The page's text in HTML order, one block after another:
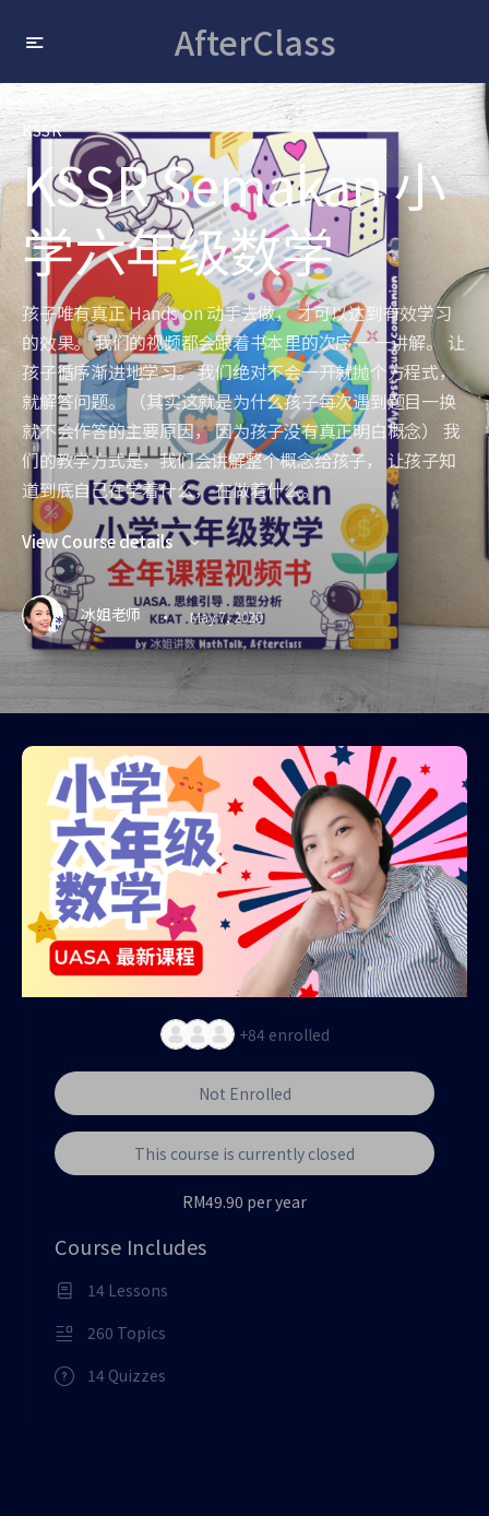
AfterClass
KSSR
KSSR Semakan 小
学六年级数学
孩子唯有真正 Hands on 动手去做， 才可以达到有效学习
的效果。 我们的视频都会跟着书本里的次序一 一讲解。 让
孩子循序渐进地学习。 我们绝对不会一开就抛个方程式，
就解答问题。 （其实这就是为什么孩子每次遇到题目一换
就不会作答的主要原因， 因为孩子没有真正明白概念） 我
们的教学方式是，我们会讲解整个概念给孩子， 让孩子知
道到底自己在学着什么， 在做着什么。
View Course details
冰姐老师 · May 7, 2020
+84 enrolled
Not Enrolled
This course is currently closed
RM49.90 per year
Course Includes
14 Lessons
260 Topics
14 Quizzes